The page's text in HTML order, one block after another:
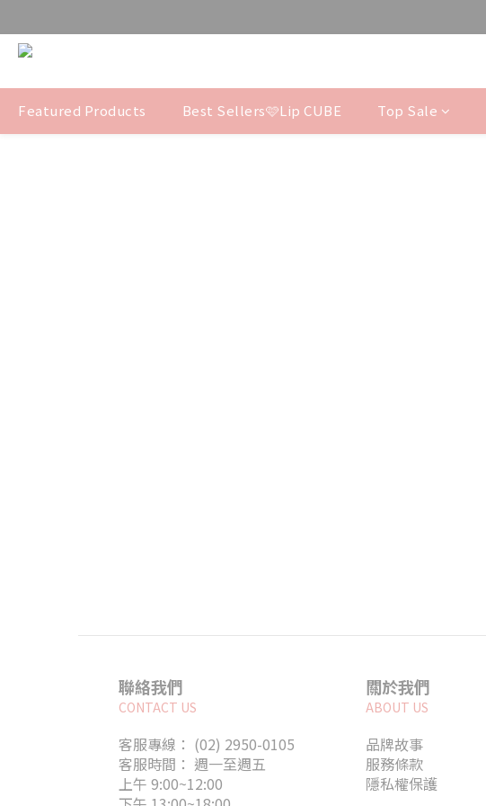
Featured Products Best Sellers🩷Lip CUBE Top Sale
聯絡我們
CONTACT US
客服專線： (02) 2950-0105
客服時間： 週一至週五
上午 9:00~12:00
關於我們
ABOUT US
品牌故事
服務條款
隱私權保護